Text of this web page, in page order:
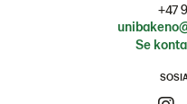
+47
Se